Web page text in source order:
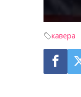
кавера